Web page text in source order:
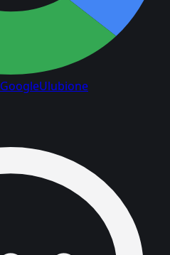
Ulubione